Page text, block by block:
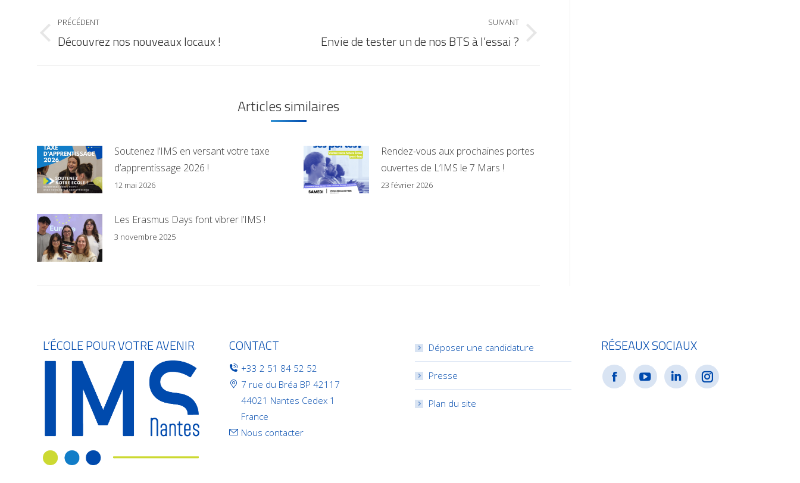
PRÉCÉDENT
Découvrez nos nouveaux locaux !
SUIVANT
Envie de tester un de nos BTS à l’essai ?
Articles similaires
Soutenez l’IMS en versant votre taxe
d’apprentissage 2026 !
12 mai 2026
Rendez-vous aux prochaines portes
ouvertes de L’IMS le 7 Mars !
23 février 2026
Les Erasmus Days font vibrer l’IMS !
3 novembre 2025
L’ÉCOLE POUR VOTRE AVENIR CONTACT
+33 2 51 84 52 52
7 rue du Bréa BP 42117
44021 Nantes Cedex 1
France
Nous contacter
Déposer une candidature
Presse
Plan du site
RÉSEAUX SOCIAUX